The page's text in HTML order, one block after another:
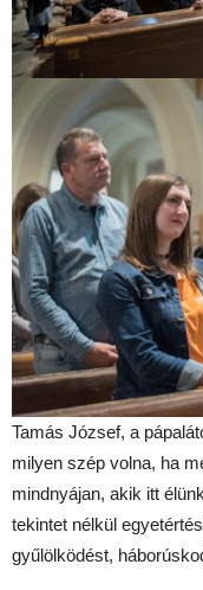
Tamás József, a
milyen szép volna, ha
mindnyájan, akik itt
tekintet nélkül
gyűlölködést,